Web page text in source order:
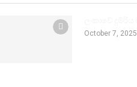
October 7, 2025